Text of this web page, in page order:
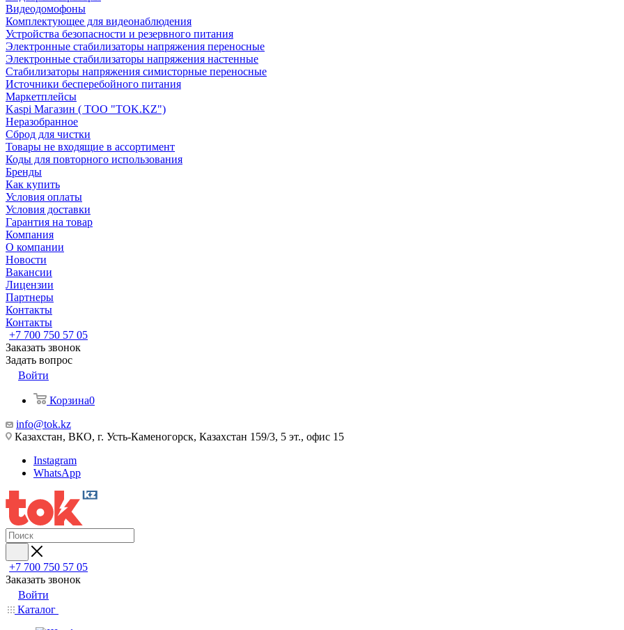
Видеодомофоны
Комплектующее для видеонаблюдения
Устройства безопасности и резервного питания
Электронные стабилизаторы напряжения переносные
Электронные стабилизаторы напряжения настенные
Стабилизаторы напряжения симисторные переносные
Источники бесперебойного питания
Маркетплейсы
Kaspi Магазин ( ТОО "TOK.KZ")
Неразобранное
Сброд для чистки
Товары не входящие в ассортимент
Коды для повторного использования
Бренды
Как купить
Условия оплаты
Условия доставки
Гарантия на товар
Компания
О компании
Новости
Вакансии
Лицензии
Партнеры
Контакты
Контакты
+7 700 750 57 05
Заказать звонок
Задать вопрос
Войти
Корзина0
info@tok.kz
Казахстан, ВКО, г. Усть-Каменогорск, Казахстан 159/3, 5 эт., офис 15
Instagram
WhatsApp
+7 700 750 57 05
Заказать звонок
Войти
Каталог